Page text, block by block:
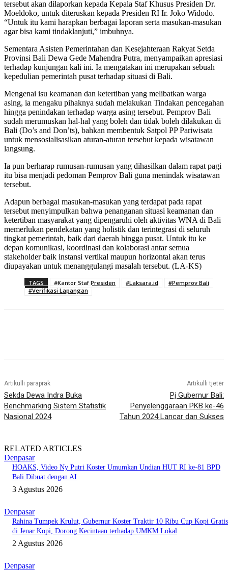
tersebut akan dilaporkan kepada Kepala Staf Khusus Presiden Dr.
Moeldoko, untuk diteruskan kepada Presiden RI Ir. Joko Widodo.
“Untuk itu kami harapkan berbagai laporan serta masukan-masukan
agar bisa kami tindaklanjuti,” imbuhnya.
Sementara Asisten Pemerintahan dan Kesejahteraan Rakyat Setda
Provinsi Bali Dewa Gede Mahendra Putra, menyampaikan apresiasi
terhadap kunjungan kali ini. Ia mengatakan ini merupakan sebuah
kepedulian pemerintah pusat terhadap situasi di Bali.
Mengenai isu keamanan dan ketertiban yang melibatkan warga
asing, ia mengaku pihaknya sudah melakukan Tindakan pencegahan
hingga penindakan terhadap warga asing tersebut. Pemprov Bali
sudah merumuskan hal-hal yang boleh dan tidak boleh dilakukan di
Bali (Do’s and Don’ts), bahkan membentuk Satpol PP Pariwisata
untuk mensosialisasikan aturan-aturan tersebut kepada wisatawan
langsung.
Ia pun berharap rumusan-rumusan yang dihasilkan dalam rapat pagi
itu bisa menjadi pedoman Pemprov Bali guna menindak wisatawan
tersebut.
Adapun berbagai masukan-masukan yang terdapat pada rapat
tersebut menyimpulkan bahwa penanganan situasi keamanan dan
ketertiban masyarakat yang dipengaruhi oleh aktivitas WNA di Bali
memerlukan pendekatan yang holistik dan terintegrasi di seluruh
tingkat pemerintah, baik dari daerah hingga pusat. Untuk itu ke
depan komunikasi, koordinasi dan kolaborasi antar semua
stakeholder baik instansi vertikal maupun horizontal akan terus
diupayakan untuk menanggulangi masalah tersebut. (LA-KS)
TAGS #Kantor Staf Presiden #Laksara.id
#Pemprov Bali
#Verifikasi Lapangan
Artikulli paraprak
Sekda Dewa Indra Buka
Benchmarking Sistem Statistik
Nasional 2024
Artikulli tjetër
Pj Gubernur Bali:
Penyelenggaraan PKB ke-46
Tahun 2024 Lancar dan Sukses
RELATED ARTICLES
Denpasar
HOAKS, Video Ny Putri Koster Umumkan Undian HUT RI ke-81 BPD
Bali Dibuat dengan AI
3 Agustus 2026
Denpasar
Rahina Tumpek Krulut, Gubernur Koster Traktir 10 Ribu Cup Kopi Gratis
di Jenar Kopi, Dorong Kecintaan terhadap UMKM Lokal
2 Agustus 2026
Denpasar